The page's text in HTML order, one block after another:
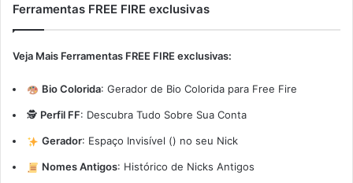
Ferramentas FREE FIRE exclusivas
Veja Mais Ferramentas FREE FIRE exclusivas:
Bio Colorida: Gerador de Bio Colorida para Free Fire
🕵️ Perfil FF: Descubra Tudo Sobre Sua Conta
Gerador: Espaço Invisível (ㅤ) no seu Nick
Nomes Antigos: Histórico de Nicks Antigos